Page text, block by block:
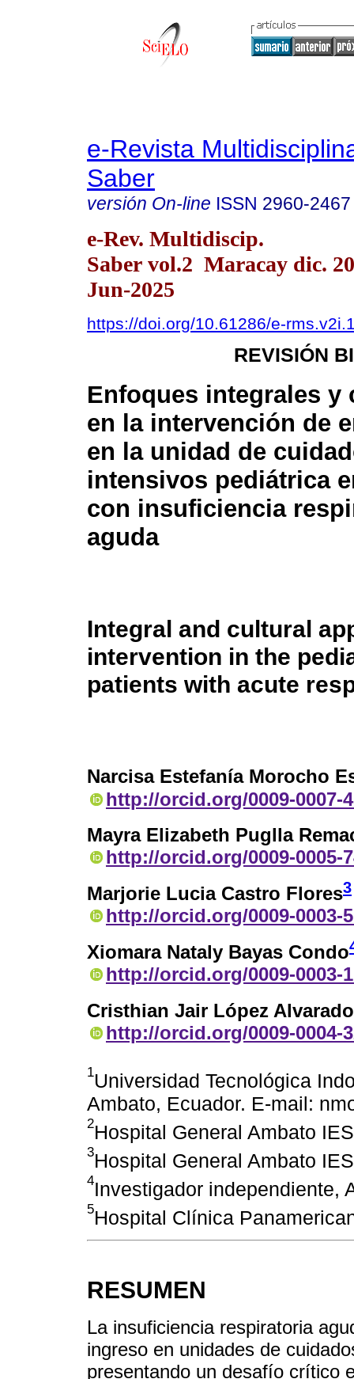
e-Revista
Saber
versión On-line ISSN 2960-2467
e-Rev. Multidiscip.
Saber vol.2 Maracay dic.
Jun-2025
https://doi.org/10.61286/e-
REVISIÓN
Enfoques integrales y
en la intervención de
en la unidad de
intensivos pediátrica
con insuficiencia
aguda
Integral and cultural
intervention in the
patients with acute
Narcisa Estefanía Morocho
http://orcid.org/0009-0007-
Mayra Elizabeth Puglla
http://orcid.org/0009-0005-
Marjorie Lucia Castro Flores3
http://orcid.org/0009-0003-
Xiomara Nataly Bayas Condo
http://orcid.org/0009-0003-
Cristhian Jair López Alvarado
http://orcid.org/0009-0004-
1Universidad Tecnológica
Ambato, Ecuador. E-mail:
2Hospital General Ambato
3Hospital General Ambato
4Investigador independiente,
5Hospital Clínica
RESUMEN
La insuficiencia respiratoria
ingreso en unidades de
presentando un desafío crítico